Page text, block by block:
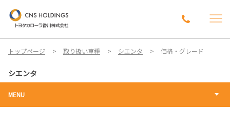
トップページ 取り扱い車種 シエンタ 価格・グレード
シエンタ
MENU